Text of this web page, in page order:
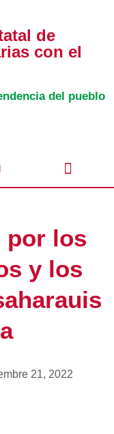
de
con el
del pueblo
por los
y los
21, 2022